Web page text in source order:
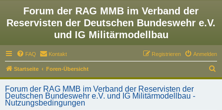
Forum der RAG MMB im Verband der
Reservisten der Deutschen Bundeswehr e.V.
und IG Militärmodellbau
FAQ Kontakt Anmelden
Registrieren
Startseite Foren-Übersicht
u
Forum der RAG MMB im Verband der Reservisten der
Deutschen Bundeswehr e.V. und IG Militärmodellbau -
Nutzungsbedingungen